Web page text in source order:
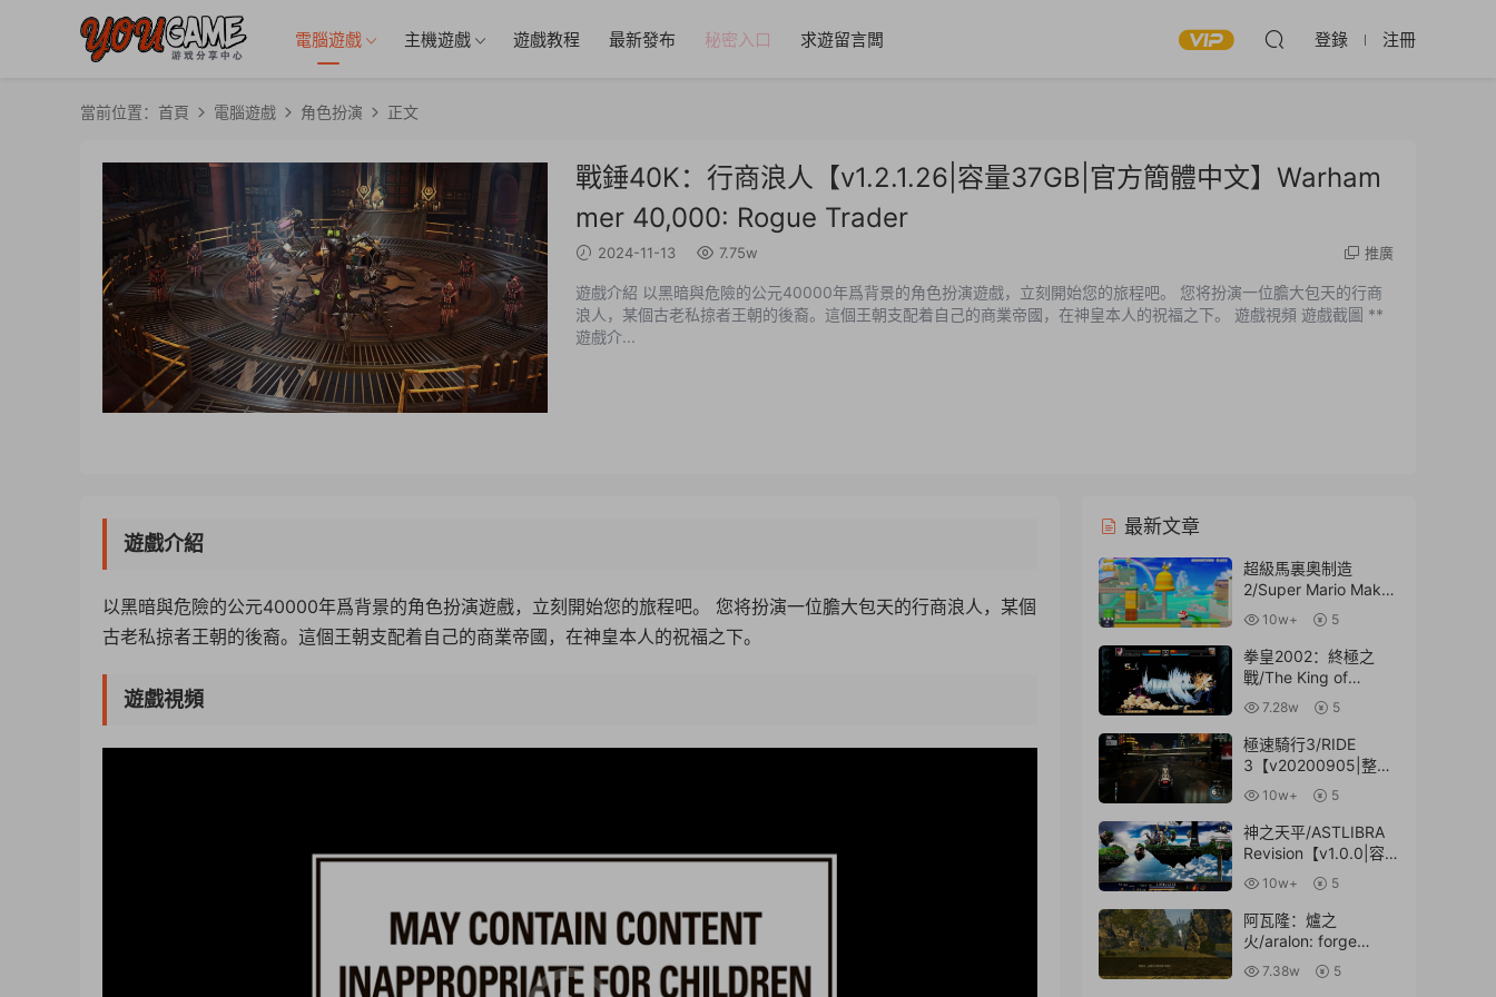
電腦遊戲 主機遊戲 遊戲教程 最新發布 秘密入口 求遊留言闆 登錄 注冊
當前位置： 首頁 電腦遊戲 角色扮演 正文
戰錘40K：行商浪人【v1.2.1.26|容量37GB|官方簡體中文】Warham
mer 40,000: Rogue Trader
2024-11-13 7.75w 推廣
遊戲介紹 以黑暗與危險的公元40000年爲背景的角色扮演遊戲，立刻開始您的旅程吧。 您将扮演一位膽大包天的行商
浪人，某個古老私掠者王朝的後裔。這個王朝支配着自己的商業帝國，在神皇本人的祝福之下。 遊戲視頻 遊戲截圖 **
遊戲介...
遊戲介紹
以黑暗與危險的公元40000年爲背景的角色扮演遊戲，立刻開始您的旅程吧。 您将扮演一位膽大包天的行商浪人，某個
古老私掠者王朝的後裔。這個王朝支配着自己的商業帝國，在神皇本人的祝福之下。
遊戲視頻
最新文章
超級馬裏奧制造
2/Super Mario Maker
2【v3.0.1|容量
14.5GB|中文版|NSP
原版+XCI魔改整合
版】
10w+ 5
拳皇2002：終極之
戰/The King of
Fighters 2002
Unlimited
Match【v2.0|容量
1.49GB|官方日文英
7.28w 5
極速騎行3/RIDE
3【v20200905|整合
DLC|容量23.6GB|官
方簡體中文.國語發
音】
10w+ 5
神之天平/ASTLIBRA
Revision【v1.0.0|容
量2.48GB|官方簡體中
文】
10w+ 5
阿瓦隆：爐之
火/aralon: forge
flame v3.0
7.38w 5